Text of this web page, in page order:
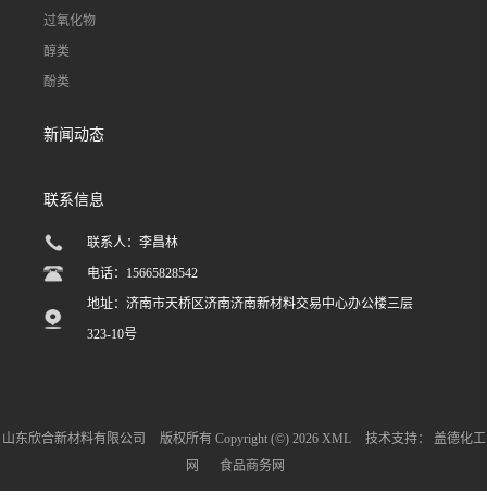
过氧化物
醇类
酚类
新闻动态
联系信息
联系人：李昌林
电话：15665828542
地址：济南市天桥区济南济南新材料交易中心办公楼三层
323-10号
山东欣合新材料有限公司 版权所有 Copyright (©) 2026 XML 技术支持：
盖德化工
网
食品商务网